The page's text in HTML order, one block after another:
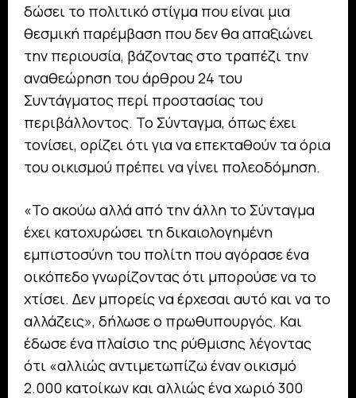
δώσει το πολιτικό στίγμα που είναι μια
θεσμική παρέμβαση που δεν θα απαξιώνει
την περιουσία, βάζοντας στο τραπέζι την
αναθεώρηση του άρθρου 24 του
Συντάγματος περί προστασίας του
περιβάλλοντος. Το Σύνταγμα, όπως έχει
τονίσει, ορίζει ότι για να επεκταθούν τα όρια
του οικισμού πρέπει να γίνει πολεοδόμηση.
«Το ακούω αλλά από την άλλη το Σύνταγμα
έχει κατοχυρώσει τη δικαιολογημένη
εμπιστοσύνη του πολίτη που αγόρασε ένα
οικόπεδο γνωρίζοντας ότι μπορούσε να το
χτίσει. Δεν μπορείς να έρχεσαι αυτό και να το
αλλάζεις», δήλωσε ο πρωθυπουργός. Και
έδωσε ένα πλαίσιο της ρύθμισης λέγοντας
ότι «αλλιώς αντιμετωπίζω έναν οικισμό
2.000 κατοίκων και αλλιώς ένα χωριό 300